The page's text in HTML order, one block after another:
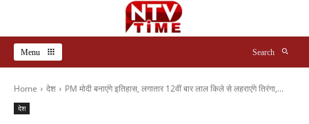
Menu Search
Home देश PM मोदी बनाएंगे इतिहास, लगातार 12वीं बार लाल किले से लहराएंगे तिरंगा,...
देश